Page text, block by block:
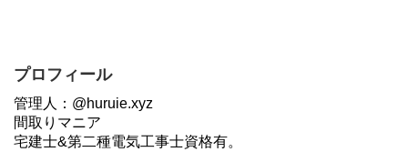
プロフィール
管理人：@huruie.xyz
間取りマニア
宅建士&第二種電気工事士資格有。